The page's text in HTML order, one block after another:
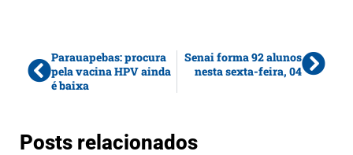
Parauapebas: procura
pela vacina HPV ainda
é baixa
Senai forma 92 alunos
nesta sexta-feira, 04
Posts relacionados